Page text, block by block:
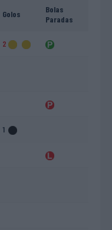
Golos
Bolas
Paradas
2
1